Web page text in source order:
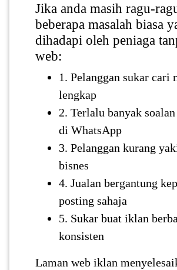
Jika anda masih ragu-
beberapa masalah biasa
dihadapi oleh peniaga
web:
1. Pelanggan sukar cari
lengkap
2. Terlalu banyak
di WhatsApp
3. Pelanggan kurang
bisnes
4. Jualan bergantung
posting sahaja
5. Sukar buat iklan
konsisten
Laman web iklan